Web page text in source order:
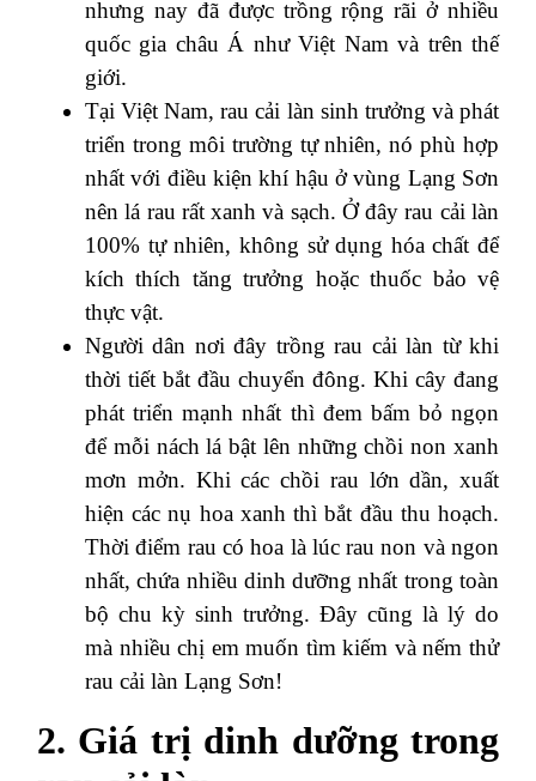
nhưng nay đã được trồng rộng rãi ở nhiều
quốc gia châu Á như Việt Nam và trên thế
giới.
Tại Việt Nam,rau cải làn sinh trưởng và phát
triển trong môi trường tự nhiên, nó phù hợp
nhất với điều kiện khí hậu ở vùng Lạng Sơn
nên lá rau rất xanh và sạch. Ở đây rau cải làn
100% tự nhiên, không sử dụng hóa chất để
kích thích tăng trưởng hoặc thuốc bảo vệ
thực vật.
Người dân nơi đây trồng rau cải làn từ khi
thời tiết bắt đầu chuyển đông. Khi cây đang
phát triển mạnh nhất thì đem bấm bỏ ngọn
để mỗi nách lá bật lên những chồi non xanh
mơn mởn. Khi các chồi rau lớn dần, xuất
hiện các nụ hoa xanh thì bắt đầu thu hoạch.
Thời điểm rau có hoa là lúc rau non và ngon
nhất, chứa nhiều dinh dưỡng nhất trong toàn
bộ chu kỳ sinh trưởng. Đây cũng là lý do
mà nhiều chị em muốn tìm kiếm và nếm thử
rau cải làn Lạng Sơn!
2. Giá trị dinh dưỡng trong